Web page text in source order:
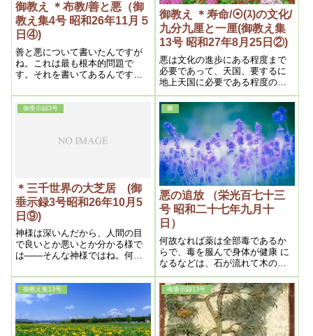
御教え ＊布教/善と悪（御
教え集4号 昭和26年11月５
日④)
善と悪について書いたんですが
ね。これは最も根本的問題で
す。それを書いてあるんです。
ね。悪は大変な大きな功績をし
ていると言う事です
御教え ＊寿命/⦿(ｽ)の文化/
九分九厘と一厘(御教え集
13号 昭和27年8月25日②)
悪は文化の進歩にある程度まで
必要であって、天国、要するに
地上天国に必要である程度の文
化を作る迄の必要であって、そ
れ以上はいけない。だから悪の
期限が来たという事も説いてあ
ります。それで悪というものは
必要であったという事と、悪の
期限が来たという事で、始めて
根本が分かるわけです。だから
医学というのは人間を弱らせる
為に必要であったというように
説けば、ちょっと医者の方では
怒る事も出来ないのです。しか
し今日ではもういけないので
す。もう弱らせる事は止やめる
時期が来た。だから止よせと、
こういう意味です。ですからこ
れを知っていれば、どんな質問
が出ても困る事はないです
御垂示録3号
＊三千世界の大芝居 (御
垂示録3号昭和26年10月5
日⑨)
神様は深いんだから、人間の目
で良いとか悪いとか分かる様で
は――そんな神様ではね。何ん
でもその時は必要があって使わ
れるんです。たいてい、時が経
つと分かります。
藥
悪の追放 （栄光百七十三
号 昭和二十七年九月十
日）
何故なれば薬は全部毒であるか
らで、毒を服んで身体が健康 に
なるなどは、石が流れて木の葉
が沈むである。つまり薬という
毒で、一時病気を圧 え苦痛を緩
和させるだけの事で、其結果薬
毒が病気を作り、年中鼬鼠(ｲﾀﾁ)
ゴッコを し乍ら、人間は段々弱
まって了うのである。
御教え集13号 御垂示録13号